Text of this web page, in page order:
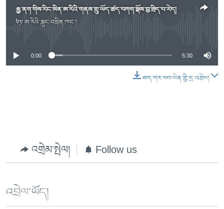
རྒྱ་ནག་གིས་རིང་མིན་ཨ་རིའི་གནམ་གྲུ་ཡོད་ཚད་བཀག་སྡོམ་བྱ་སྲིད་པ་རེད།
byཨ་རིའི་རླུང་འཕྲིན་ཁང་།No media source currently available
0:00 5:30
ཐད་ཀར་ཕབ་ལེན་གྱི་དྲ་འབྲེལ།
འགྲེམ་སྤེལ། Follow us
འབྲེལ་ཡོད།